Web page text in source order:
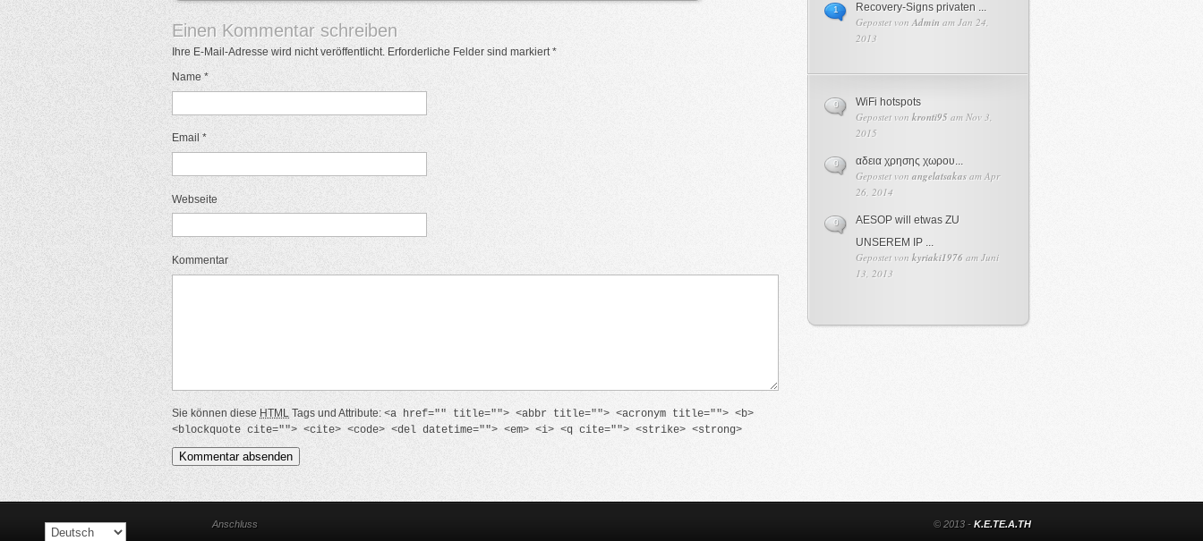
Einen Kommentar schreiben
Ihre E-Mail-Adresse wird nicht veröffentlicht. Erforderliche Felder sind markiert*
Name *
Email *
Webseite
Kommentar
Sie können diese HTML Tags und Attribute: <a href="" title=""> <abbr title=""> <acronym title=""> <b>
<blockquote cite=""> <cite> <code> <del datetime=""> <em> <i> <q cite=""> <strike> <strong>
Recovery-Signs privaten ...
Gepostet vonAdmin am Jan 24,
2013
1
WiFi hotspots
Gepostet von kronti95 am Nov 3,
2015
0
αδεια χρησης χωρου...
Gepostet von angelatsakas am Apr
26, 2014
0
AESOP will etwas ZU
UNSEREM IP ...
Gepostet von kyriaki1976 am Juni
13, 2013
0
Anschluss © 2013 - K.E.TE.A.TH